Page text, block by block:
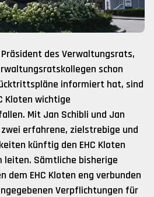
des Verwaltungsrats,
schon
informiert hat, sind
Kloten wichtige
Mit Jan Schibli und Jan
erfahrene, zielstrebige und
künftig den EHC Kloten
leiten. Sämtliche bisherige
dem EHC Kloten eng verbunden
Verpflichtungen für